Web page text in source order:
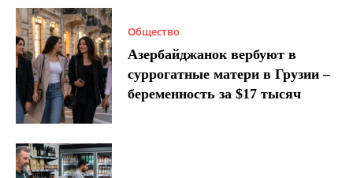
Общество
Азербайджанок вербуют в
суррогатные матери в Грузии –
беременность за $17 тысяч